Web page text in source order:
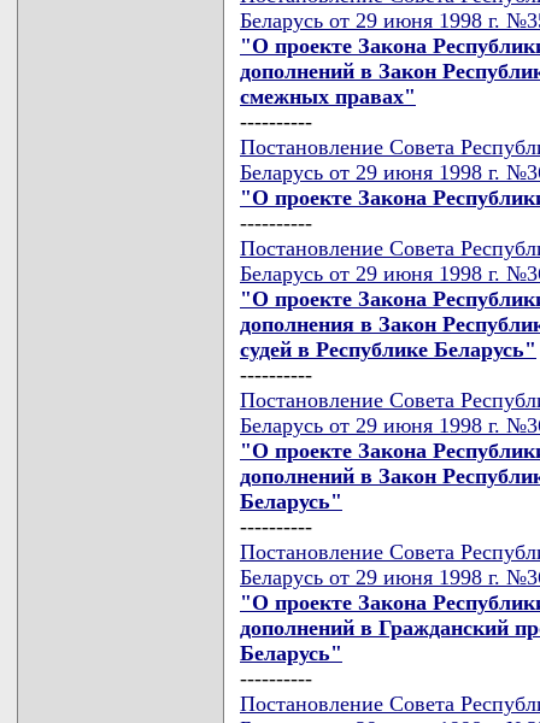
Беларусь от 29 июня 1998 г.
"О проекте Закона
дополнений в Закон
смежных правах"
----------
Постановление Совета
Беларусь от 29 июня 1998 г.
"О проекте Закона
----------
Постановление Совета
Беларусь от 29 июня 1998 г.
"О проекте Закона
дополнения в Закон
судей в Республике Беларусь"
----------
Постановление Совета
Беларусь от 29 июня 1998 г.
"О проекте Закона
дополнений в Закон
Беларусь"
----------
Постановление Совета
Беларусь от 29 июня 1998 г.
"О проекте Закона
дополнений в Гражданский
Беларусь"
----------
Постановление Совета